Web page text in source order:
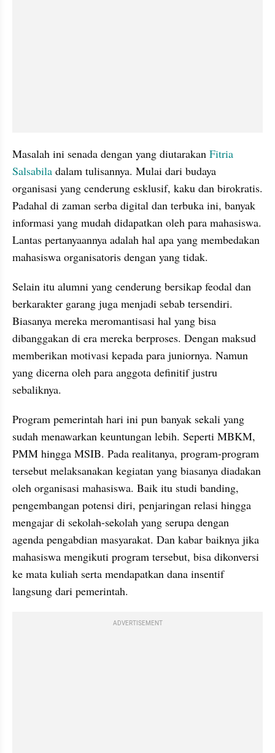
Masalah ini senada dengan yang diutarakan Fitria
Salsabila dalam tulisannya. Mulai dari budaya
organisasi yang cenderung esklusif, kaku dan birokratis.
Padahal di zaman serba digital dan terbuka ini, banyak
informasi yang mudah didapatkan oleh para mahasiswa.
Lantas pertanyaannya adalah hal apa yang membedakan
mahasiswa organisatoris dengan yang tidak.
Selain itu alumni yang cenderung bersikap feodal dan
berkarakter garang juga menjadi sebab tersendiri.
Biasanya mereka meromantisasi hal yang bisa
dibanggakan di era mereka berproses. Dengan maksud
memberikan motivasi kepada para juniornya. Namun
yang dicerna oleh para anggota definitif justru
sebaliknya.
Program pemerintah hari ini pun banyak sekali yang
sudah menawarkan keuntungan lebih. Seperti MBKM,
PMM hingga MSIB. Pada realitanya, program-program
tersebut melaksanakan kegiatan yang biasanya diadakan
oleh organisasi mahasiswa. Baik itu studi banding,
pengembangan potensi diri, penjaringan relasi hingga
mengajar di sekolah-sekolah yang serupa dengan
agenda pengabdian masyarakat. Dan kabar baiknya jika
mahasiswa mengikuti program tersebut, bisa dikonversi
ke mata kuliah serta mendapatkan dana insentif
langsung dari pemerintah.
ADVERTISEMENT